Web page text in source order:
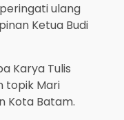
ulang
Ketua Budi
Karya Tulis
topik Mari
Kota Batam.